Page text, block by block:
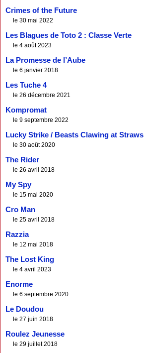
Crimes of the Future
le 30 mai 2022
Les Blagues de Toto 2 : Classe Verte
le 4 août 2023
La Promesse de l’Aube
le 6 janvier 2018
Les Tuche 4
le 26 décembre 2021
Kompromat
le 9 septembre 2022
Lucky Strike / Beasts Clawing at Straws
le 30 août 2020
The Rider
le 26 avril 2018
My Spy
le 15 mai 2020
Cro Man
le 25 avril 2018
Razzia
le 12 mai 2018
The Lost King
le 4 avril 2023
Enorme
le 6 septembre 2020
Le Doudou
le 27 juin 2018
Roulez Jeunesse
le 29 juillet 2018